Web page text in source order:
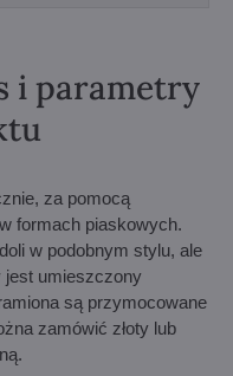
i parametry
za pomocą
formach piaskowych.
w podobnym stylu, ale
jest umieszczony
są przymocowane
zamówić złoty lub